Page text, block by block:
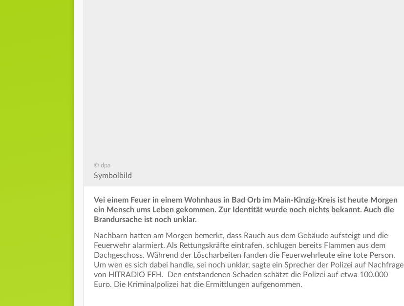
© dpa
Symbolbild
Vei einem Feuer in einem Wohnhaus in Bad Orb im Main-Kinzig-Kreis ist heute Morgen
ein Mensch ums Leben gekommen. Zur Identität wurde noch nichts bekannt. Auch die
Brandursache ist noch unklar.
Nachbarn hatten am Morgen bemerkt, dass Rauch aus dem Gebäude aufsteigt und die
Feuerwehr alarmiert. Als Rettungskräfte eintrafen, schlugen bereits Flammen aus dem
Dachgeschoss. Während der Löscharbeiten fanden die Feuerwehrleute eine tote Person.
Um wen es sich dabei handle, sei noch unklar, sagte ein Sprecher der Polizei auf Nachfrage
von HITRADIO FFH. Den entstandenen Schaden schätzt die Polizei auf etwa 100.000
Euro. Die Kriminalpolizei hat die Ermittlungen aufgenommen.